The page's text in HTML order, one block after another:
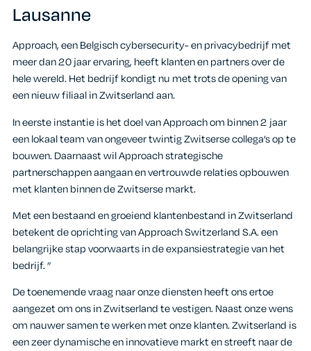
Lausanne
Approach, een Belgisch cybersecurity- en privacybedrijf met
meer dan 20 jaar ervaring, heeft klanten en partners over de
hele wereld. Het bedrijf kondigt nu met trots de opening van
een nieuw filiaal in Zwitserland aan.
In eerste instantie is het doel van Approach om binnen 2 jaar
een lokaal team van ongeveer twintig Zwitserse collega’s op te
bouwen. Daarnaast wil Approach strategische
partnerschappen aangaan en vertrouwde relaties opbouwen
met klanten binnen de Zwitserse markt.
Met een bestaand en groeiend klantenbestand in Zwitserland
betekent de oprichting van Approach Switzerland S.A. een
belangrijke stap voorwaarts in de expansiestrategie van het
bedrijf. ”
De toenemende vraag naar onze diensten heeft ons ertoe
aangezet om ons in Zwitserland te vestigen. Naast onze wens
om nauwer samen te werken met onze klanten. Zwitserland is
een zeer dynamische en innovatieve markt en streeft naar de